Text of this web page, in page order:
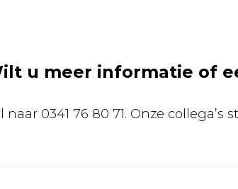
u meer informatie of
naar 0341 76 80 71. Onze collega’s